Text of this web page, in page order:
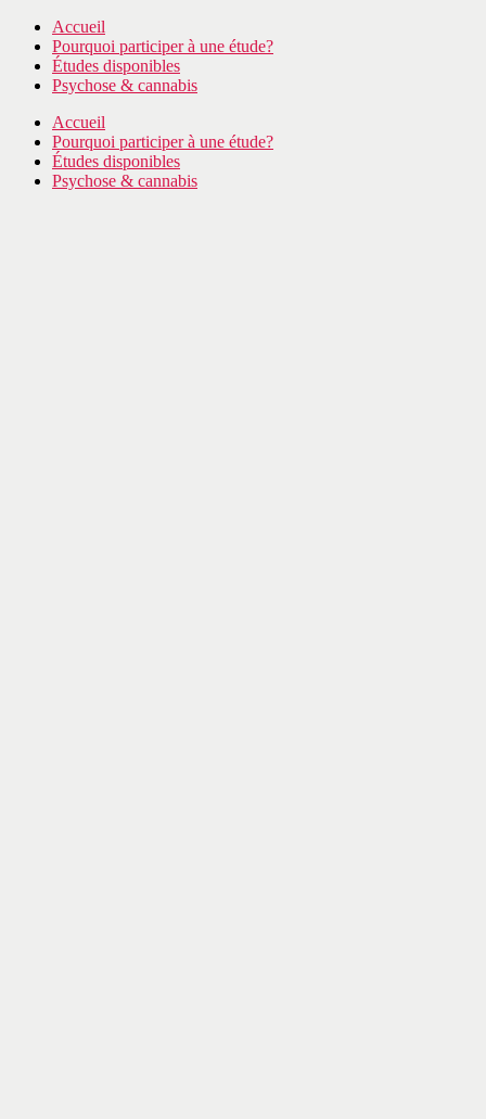
Accueil
Pourquoi participer à une étude?
Études disponibles
Psychose & cannabis
Accueil
Pourquoi participer à une étude?
Études disponibles
Psychose & cannabis